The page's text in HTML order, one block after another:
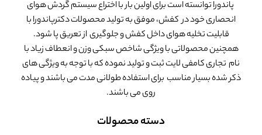
پاندورا توانسته است برای اولین بار با اختراع سیستم گردش هوای
انحصاری خود در کفش، موفق به تولید محصولات دکترپاندورا با
قابلیت تخلیه هوای داخل کفش و جلوگیری از تعریق پا شود.
همچنین محصولاتی با ویژگی شاخص سبکی وزن و انعطاف زیاد با
نام تجاری کامفی لایت ثبت و تولید نموده که با توجه به ویژگی های
ذکر شده بسیار مناسب برای استفاده طولانی مدت می باشند و پیاده
روی می باشند.
دسته محصولات